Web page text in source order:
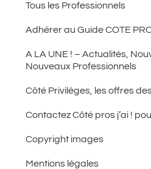
Tous les Professionnels
Adhérer au Guide COTE
A LA UNE ! – Actualités,
Nouveaux Professionnels
Côté Privilèges, les offres
Contactez Côté pros j’ai !
Copyright images
Mentions légales